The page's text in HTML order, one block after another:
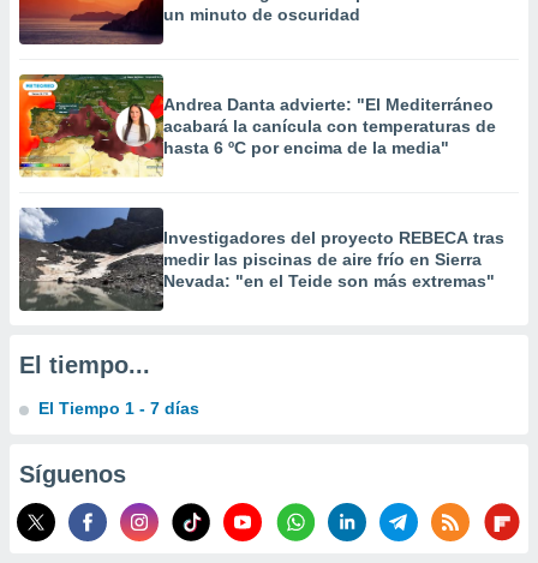
uso de
contenido
medir el
el
del
de
o a través
de
de
un minuto de oscuridad
Andrea Danta advierte: "El Mediterráneo
acabará la canícula con temperaturas de
hasta 6 ºC por encima de la media"
Investigadores del proyecto REBECA tras
medir las piscinas de aire frío en Sierra
Nevada: "en el Teide son más extremas"
El tiempo...
El Tiempo 1 - 7 días
Síguenos